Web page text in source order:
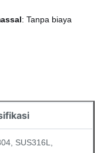
: Tanpa biaya
SUS316L,